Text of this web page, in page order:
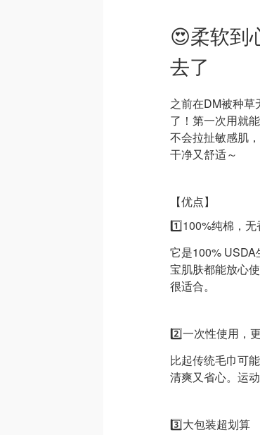
😍柔软到
去了
之前在DM被种
了！第一次用就
不会拉扯敏感肌
干净又舒适～
【优点】
1️⃣100%纯棉，
它是100%
宝肌肤都能放心
很适合。
2️⃣一次性使用，
比起传统毛巾可
清爽又省心。运
3️⃣大包装超划算